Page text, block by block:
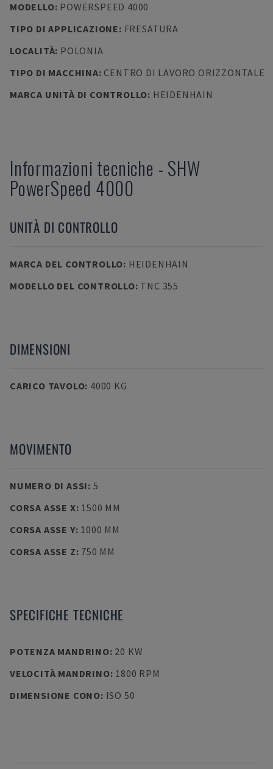
MODELLO: POWERSPEED 4000
TIPO DI APPLICAZIONE: FRESATURA
LOCALITÀ: POLONIA
TIPO DI MACCHINA: CENTRO DI LAVORO ORIZZONTALE
MARCA UNITÀ DI CONTROLLO: HEIDENHAIN
Informazioni tecniche - SHW
PowerSpeed 4000
UNITÀ DI CONTROLLO
MARCA DEL CONTROLLO: HEIDENHAIN
MODELLO DEL CONTROLLO: TNC 355
DIMENSIONI
CARICO TAVOLO: 4000 KG
MOVIMENTO
NUMERO DI ASSI: 5
CORSA ASSE X: 1500 MM
CORSA ASSE Y: 1000 MM
CORSA ASSE Z: 750 MM
SPECIFICHE TECNICHE
POTENZA MANDRINO: 20 KW
VELOCITÀ MANDRINO: 1800 RPM
DIMENSIONE CONO: ISO 50